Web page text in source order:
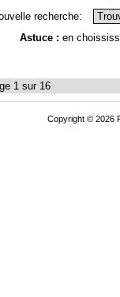
recherche:
Astuce : en
1 sur 16
Copyright © 2026